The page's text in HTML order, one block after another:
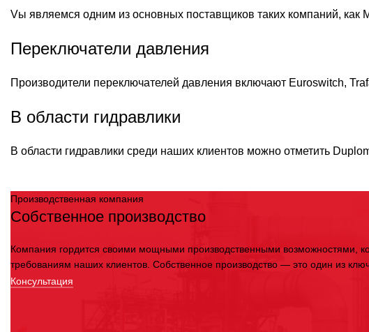
Vы являемся одним из основных поставщиков таких компаний, как
Переключатели давления
Производители переключателей давления включают Euroswitch,
В области гидравлики
В области гидравлики среди наших клиентов можно отметить
Производственная компания
Собственное производство
Компания гордится своими мощными производственными возможностями,
требованиям наших клиентов. Собственное производство — это один из
Консультация